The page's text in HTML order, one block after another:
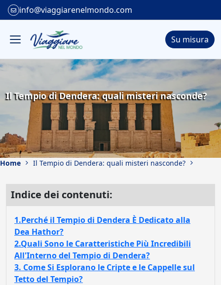
info@viaggiarenelmondo.com
Su misura
Il Tempio di Dendera: quali misteri nasconde?
Home Il Tempio di Dendera: quali misteri nasconde?
Indice dei contenuti:
1.Perché il Tempio di Dendera È Dedicato alla
Dea Hathor?
2.Quali Sono le Caratteristiche Più Incredibili
All'Interno del Tempio di Dendera?
3. Come Si Esplorano le Cripte e le Cappelle sul
Tetto del Tempio?